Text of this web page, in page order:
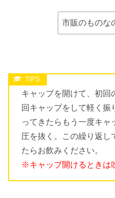
市販のものな
キャップを開けて、初回
回キャップをして軽く振
ってきたらもう一度キャ
圧を抜く。この繰り返し
たらお飲みください。
※キャップ開けるときは